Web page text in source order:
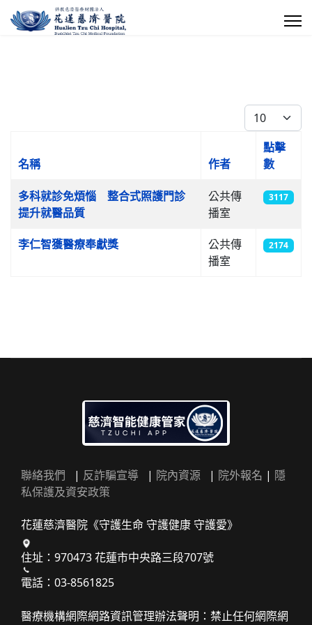
每頁顯示條數
文章列表
名稱 作者
點擊
數
多科就診免煩惱 整合式照護門診
提升就醫品質
公共傳
播室
3117
李仁智獲醫療奉獻獎
公共傳
播室
2174
聯絡我們 | 反詐騙宣導 | 院內資源 | 院外報名 | 隱
私保護及資安政策
花蓮慈濟醫院《守護生命 守護健康 守護愛》
住址：970473 花蓮市中央路三段707號
電話：03-8561825
醫療機構網際網路資訊管理辦法聲明：禁止任何網際網